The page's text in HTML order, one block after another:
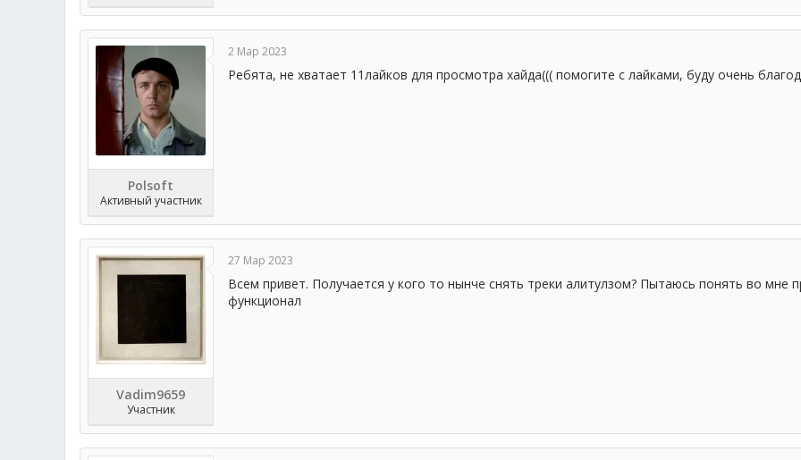
Polsoft
Активный участник
2 Мар 2023
Ребята, не хватает 11лайков для просмотра хайда((( помогите с лайками, буду очень
Vadim9659
Участник
27 Мар 2023
Всем привет. Получается у кого то нынче снять треки алитулзом? Пытаюсь понять во мне
функционал